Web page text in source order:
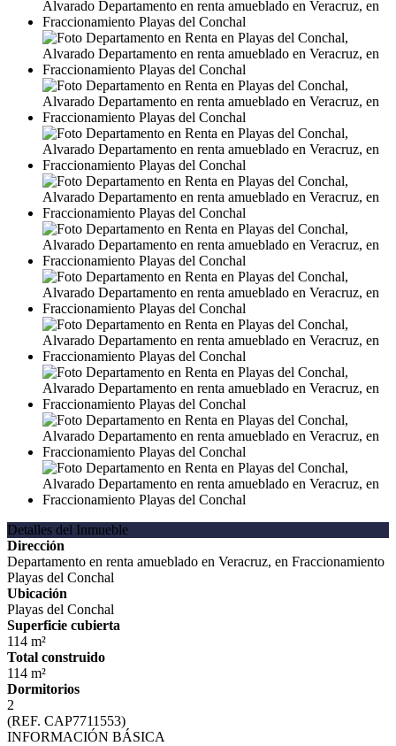
Detalles del Inmueble
Dirección
Departamento en renta amueblado en Veracruz, en Fraccionamiento
Playas del Conchal
Ubicación
Playas del Conchal
Superficie cubierta
114 m²
Total construido
114 m²
Dormitorios
2
(REF. CAP7711553)
INFORMACIÓN BÁSICA